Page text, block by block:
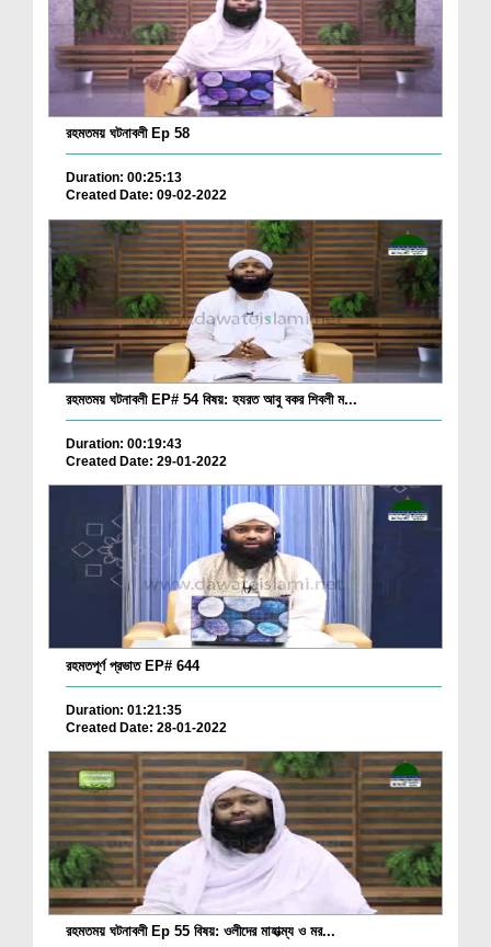
রহমতময় ঘটনাবলী Ep 58
Duration: 00:25:13
Created Date: 09-02-2022
রহমতময় ঘটনাবলী EP# 54 বিষয়: হযরত আবু বকর শিবলী ম...
Duration: 00:19:43
Created Date: 29-01-2022
রহমতপূর্ণ প্রভাত EP# 644
Duration: 01:21:35
Created Date: 28-01-2022
রহমতময় ঘটনাবলী Ep 55 বিষয়: ওলীদের মাহাত্ম্য ও মর...